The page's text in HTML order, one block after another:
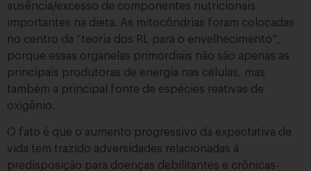
ausência/excesso de componentes nutricionais
importantes na dieta. As mitocôndrias foram colocadas
no centro da “teoria dos RL para o envelhecimento”,
porque essas organelas primordiais não são apenas as
principais produtoras de energia nas células, mas
também a principal fonte de espécies reativas de
oxigênio.
O fato é que o aumento progressivo da expectativa de
vida tem trazido adversidades relacionadas à
predisposição para doenças debilitantes e crônicas-